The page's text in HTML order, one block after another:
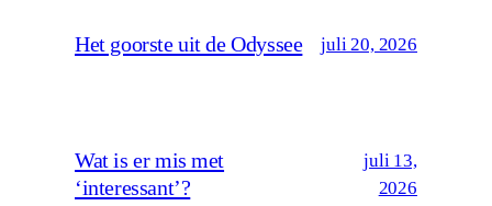
Het goorste uit de Odyssee juli 20, 2026
Wat is er mis met
‘interessant’?
juli 13,
2026